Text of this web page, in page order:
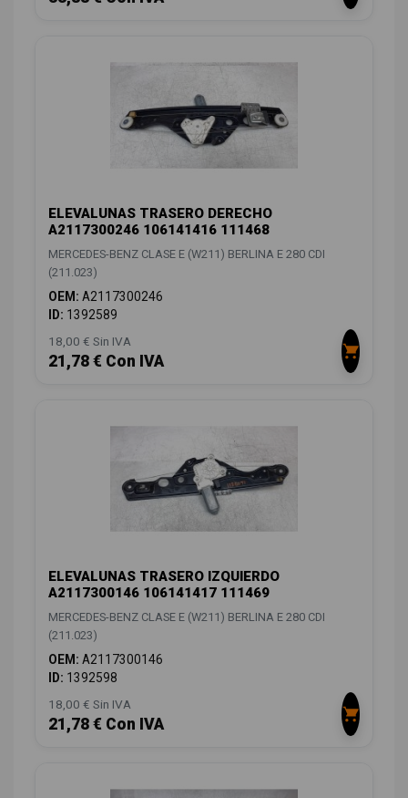
ELEVALUNAS TRASERO DERECHO
A2117300246 106141416 111468
MERCEDES-BENZ CLASE E (W211) BERLINA E 280 CDI
(211.023)
OEM: A2117300246
ID: 1392589
18,00 € Sin IVA
21,78 € Con IVA
ELEVALUNAS TRASERO IZQUIERDO
A2117300146 106141417 111469
MERCEDES-BENZ CLASE E (W211) BERLINA E 280 CDI
(211.023)
OEM: A2117300146
ID: 1392598
18,00 € Sin IVA
21,78 € Con IVA